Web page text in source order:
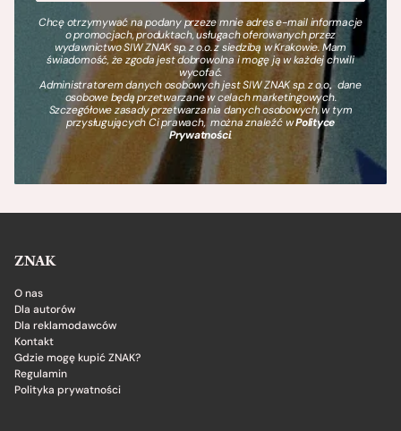
Chcę otrzymywać na podany przeze mnie adres e-mail informacje
o promocjach, produktach, usługach oferowanych przez
wydawnictwo SIW ZNAK sp. z o.o. z siedzibą w Krakowie. Mam
świadomość, że zgoda jest dobrowolna i mogę ją w każdej chwili
wycofać.
Administratorem danych osobowych jest SIW ZNAK sp. z o.o., dane
osobowe będą przetwarzane w celach marketingowych.
Szczegółowe zasady przetwarzania danych osobowych, w tym
przysługujących Ci prawach, można znaleźć wPolityce
Prywatności.
ZNAK
O nas
Dla autorów
Dla reklamodawców
Kontakt
Gdzie mogę kupić ZNAK?
Regulamin
Polityka prywatności